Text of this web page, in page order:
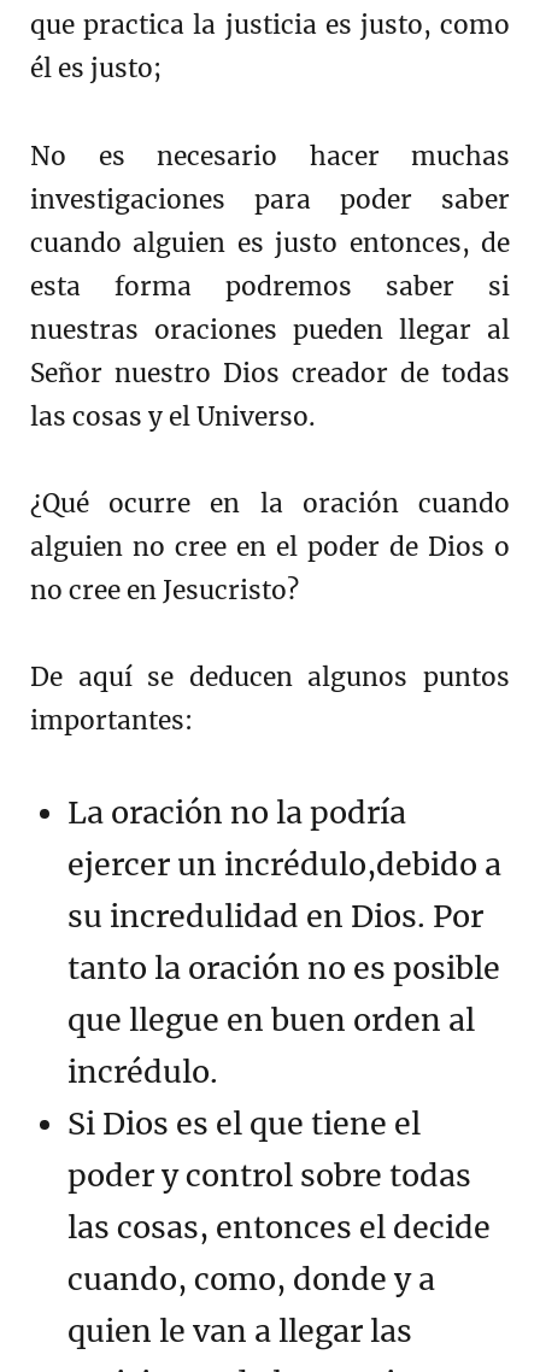
que practica la justicia es justo, como
él es justo;
No es necesario hacer muchas
investigaciones para poder saber
cuando alguien es justo entonces, de
esta forma podremos saber si
nuestras oraciones pueden llegar al
Señor nuestro Dios creador de todas
las cosas y el Universo.
¿Qué ocurre en la oración cuando
alguien no cree en el poder de Dios o
no cree en Jesucristo?
De aquí se deducen algunos puntos
importantes:
La oración no la podría
ejercer un incrédulo,debido a
su incredulidad en Dios. Por
tanto la oración no es posible
que llegue en buen orden al
incrédulo.
Si Dios es el que tiene el
poder y control sobre todas
las cosas, entonces el decide
cuando, como, donde y a
quien le van a llegar las